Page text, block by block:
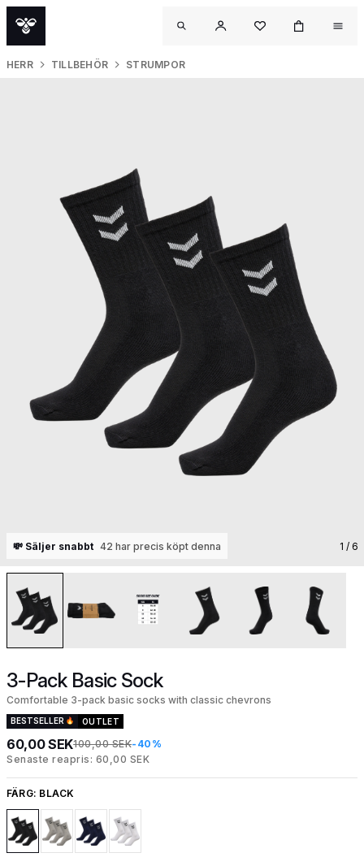
HERR TILLBEHÖR STRUMPOR
💸 Säljer snabbt 42 har precis köpt denna 1 / 6
3-Pack Basic Sock
Comfortable 3-pack basic socks with classic chevrons
BESTSELLER OUTLET
60,00 SEK100,00 SEK-40%
Senaste reapris: 60,00 SEK
FÄRG: BLACK